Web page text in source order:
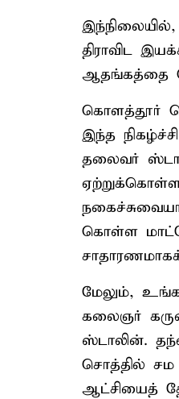
திராவிட
ஆதங்கத்தை
கொளத்தூர்
இந்த
தலைவர்
கொள்ள
மேலும்,
கலைஞர்
ஸ்டாலின்.
சொத்தில் சம
ஆட்சியைத்